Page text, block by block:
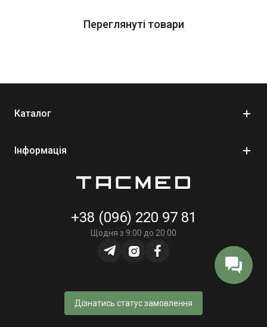
Переглянуті товари
Каталог
Інформація
+38 (096) 220 97 81
Щодня з 9:00 до 20:00
Дізнатись статус замовлення